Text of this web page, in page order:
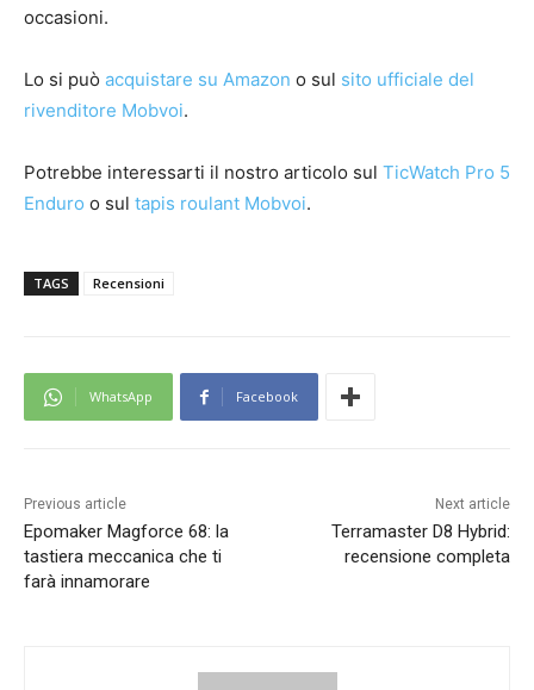
occasioni.
Lo si può acquistare su Amazon o sul sito ufficiale del
rivenditore Mobvoi.
Potrebbe interessarti il nostro articolo sul TicWatch Pro 5
Enduro o sul tapis roulant Mobvoi.
TAGS Recensioni
WhatsApp Facebook
Previous article
Epomaker Magforce 68: la
tastiera meccanica che ti
farà innamorare
Next article
Terramaster D8 Hybrid:
recensione completa